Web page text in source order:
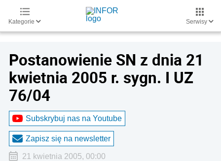
Kategorie Serwisy
Postanowienie SN z dnia 21
kwietnia 2005 r. sygn. I UZ
76/04
Subskrybuj nas na Youtube
Zapisz się na newsletter
21 kwietnia 2005, 00:00